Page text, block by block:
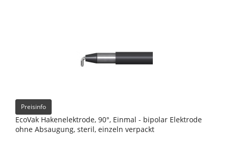
Preisinfo
EcoVak Hakenelektrode, 90°, Einmal - bipolar Elektrode
ohne Absaugung, steril, einzeln verpackt